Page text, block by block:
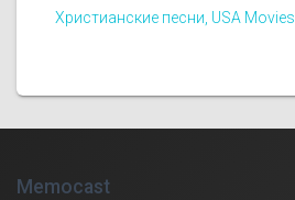
Христианские песни, USA Movies
Memocast